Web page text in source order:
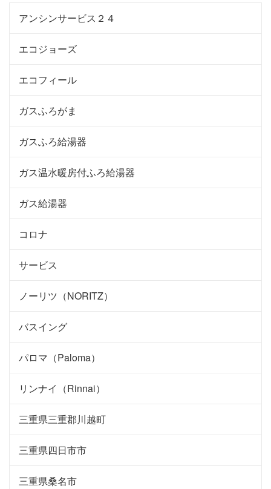
アンシンサービス２４
エコジョーズ
エコフィール
ガスふろがま
ガスふろ給湯器
ガス温水暖房付ふろ給湯器
ガス給湯器
コロナ
サービス
ノーリツ（NORITZ）
バスイング
パロマ（Paloma）
リンナイ（Rinnai）
三重県三重郡川越町
三重県四日市市
三重県桑名市